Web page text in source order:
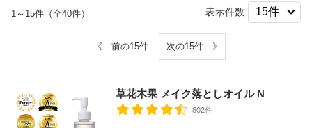
1～15件（全40件） 表示件数
《 前の15件 次の15件 》
草花木果 メイク落としオイル N
802件